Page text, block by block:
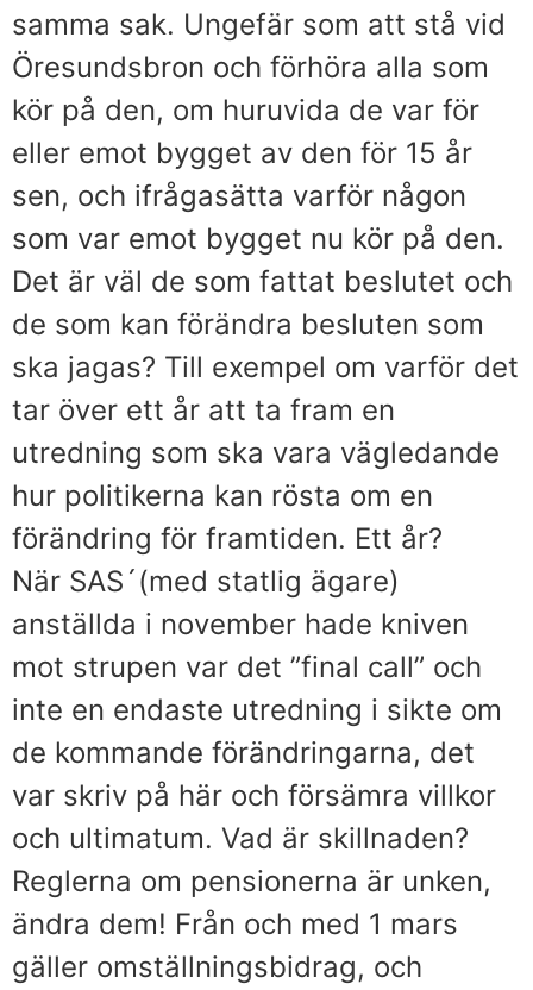
samma sak. Ungefär som att stå vid
Öresundsbron och förhöra alla som
kör på den, om huruvida de var för
eller emot bygget av den för 15 år
sen, och ifrågasätta varför någon
som var emot bygget nu kör på den.
Det är väl de som fattat beslutet och
de som kan förändra besluten som
ska jagas? Till exempel om varför det
tar över ett år att ta fram en
utredning som ska vara vägledande
hur politikerna kan rösta om en
förändring för framtiden. Ett år?
När SAS´(med statlig ägare)
anställda i november hade kniven
mot strupen var det ”final call” och
inte en endaste utredning i sikte om
de kommande förändringarna, det
var skriv på här och försämra villkor
och ultimatum. Vad är skillnaden?
Reglerna om pensionerna är unken,
ändra dem! Från och med 1 mars
gäller omställningsbidrag, och